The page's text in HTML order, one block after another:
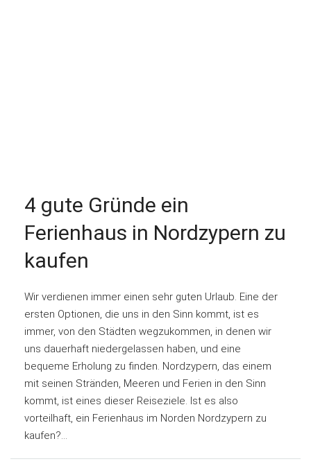
4 gute Gründe ein
Ferienhaus in Nordzypern zu
kaufen
Wir verdienen immer einen sehr guten Urlaub. Eine der
ersten Optionen, die uns in den Sinn kommt, ist es
immer, von den Städten wegzukommen, in denen wir
uns dauerhaft niedergelassen haben, und eine
bequeme Erholung zu finden. Nordzypern, das einem
mit seinen Stränden, Meeren und Ferien in den Sinn
kommt, ist eines dieser Reiseziele. Ist es also
vorteilhaft, ein Ferienhaus im Norden Nordzypern zu
kaufen?...